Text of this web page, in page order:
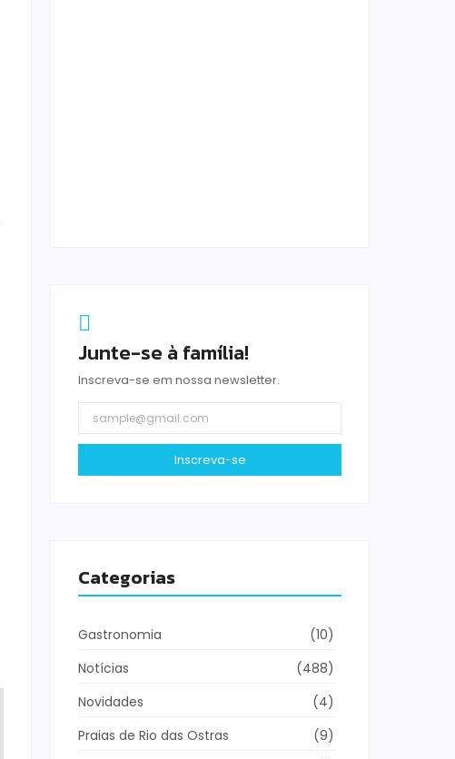
Junte-se à família!
Inscreva-se em nossa newsletter.
Inscreva-se
Categorias
Gastronomia
(10)
Notícias
(488)
Novidades
(4)
Praias de Rio das Ostras
(9)